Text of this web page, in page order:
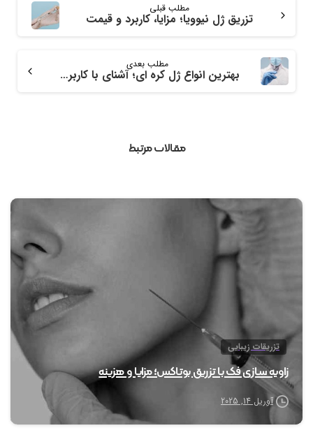
مطلب قبلی
تزریق ژل نیوویا؛ مزایا، کاربرد و قیمت
مطلب بعدی
بهترین انواع ژل کره ای؛ آشنای با کاربرد و ماندگاری
مقالات مرتبط
تزریقات زیبایی
زاویه سازی فک با تزریق بوتاکس؛ مزایا و هزینه
آوریل 14, 2025